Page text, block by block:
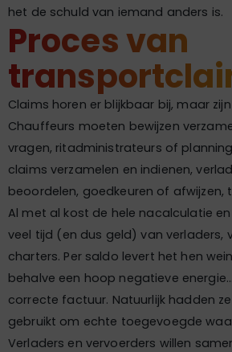
het de schuld van iemand anders is.
Proces van
Claims horen er blijkbaar bij, maar
Chauffeurs moeten bewijzen
vragen, ritadministrateurs of
claims verzamelen en indienen,
beoordelen, goedkeuren of afwijzen,
Al met al kost de hele nacalculatie
veel tijd (en dus geld) van verladers,
charters. Per saldo levert het hen
behalve een hoop negatieve
correcte factuur. Natuurlijk hadden
gebruikt om echte toegevoegde
Verladers en vervoerders willen